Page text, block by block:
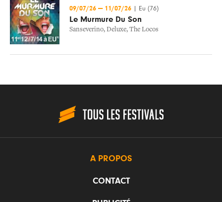
09/07/26 — 11/07/26 Eu (76)
Le Murmure Du Son
Sanseverino, Deluxe, The Locos
A PROPOS
CONTACT